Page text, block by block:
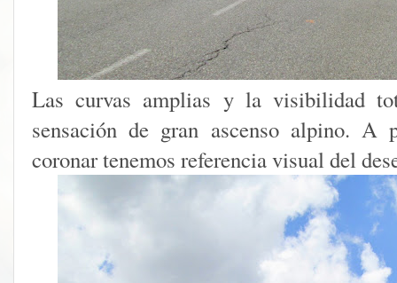
Las curvas amplias y la visibilidad
sensación de gran ascenso alpino. A
coronar tenemos referencia visual del